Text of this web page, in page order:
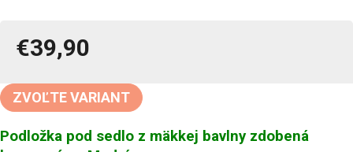
€39,90
cena:
ZVOĽTE VARIANT
Podložka pod sedlo z mäkkej bavlny zdobená